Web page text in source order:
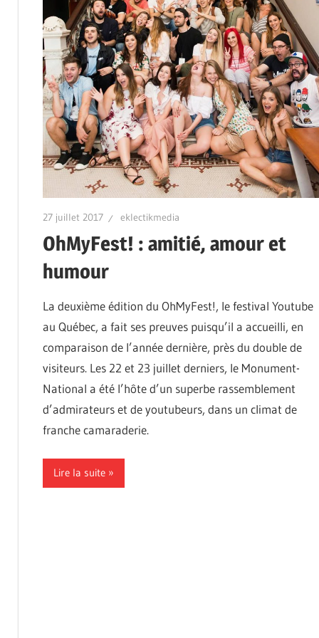
27 juillet 2017 eklectikmedia
OhMyFest! : amitié, amour et
humour
La deuxième édition du OhMyFest!, le festival Youtube
au Québec, a fait ses preuves puisqu’il a accueilli, en
comparaison de l’année dernière, près du double de
visiteurs. Les 22 et 23 juillet derniers, le Monument-
National a été l’hôte d’un superbe rassemblement
d’admirateurs et de youtubeurs, dans un climat de
franche camaraderie.
Lire la suite